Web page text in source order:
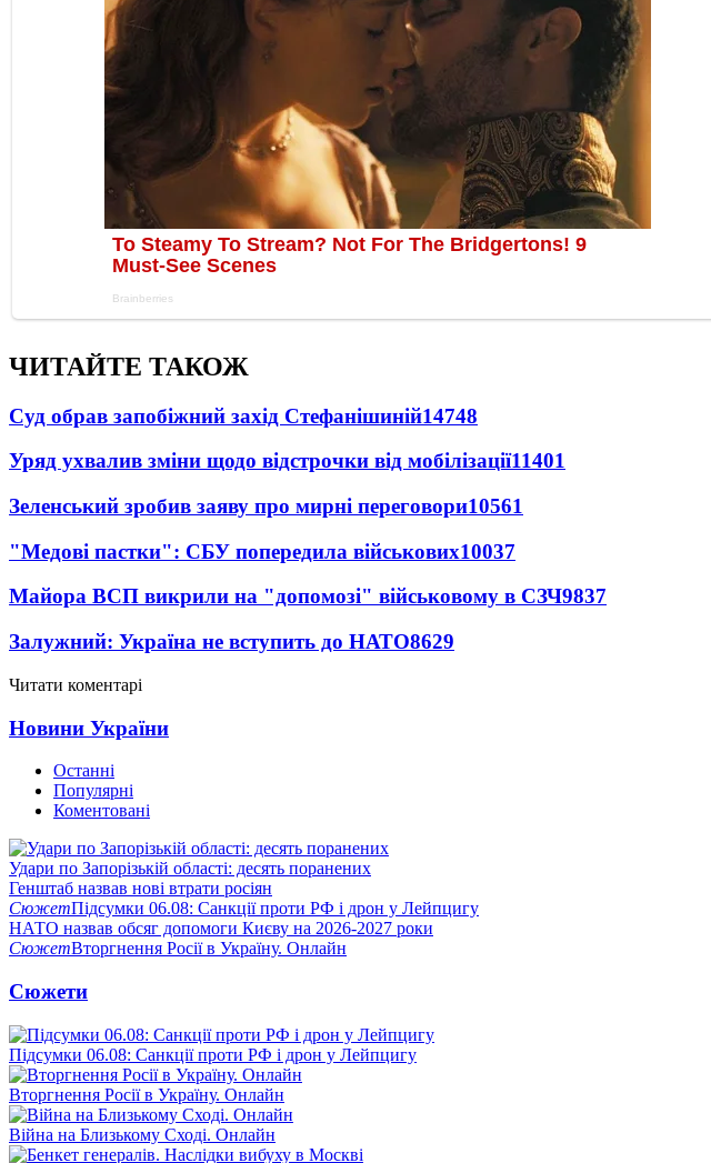
ЧИТАЙТЕ ТАКОЖ
Суд обрав запобіжний захід Стефанішиній14748
Уряд ухвалив зміни щодо відстрочки від мобілізації11401
Зеленський зробив заяву про мирні переговори10561
"Медові пастки": СБУ попередила військових10037
Майора ВСП викрили на "допомозі" військовому в СЗЧ9837
Залужний: Україна не вступить до НАТО8629
Читати коментарі
Новини України
Останні
Популярні
Коментовані
Удари по Запорізькій області: десять поранених
Генштаб назвав нові втрати росіян
СюжетПідсумки 06.08: Санкції проти РФ і дрон у Лейпцигу
НАТО назвав обсяг допомоги Києву на 2026-2027 роки
СюжетВторгнення Росії в Україну. Онлайн
Сюжети
Підсумки 06.08: Санкції проти РФ і дрон у Лейпцигу
Вторгнення Росії в Україну. Онлайн
Війна на Близькому Сході. Онлайн